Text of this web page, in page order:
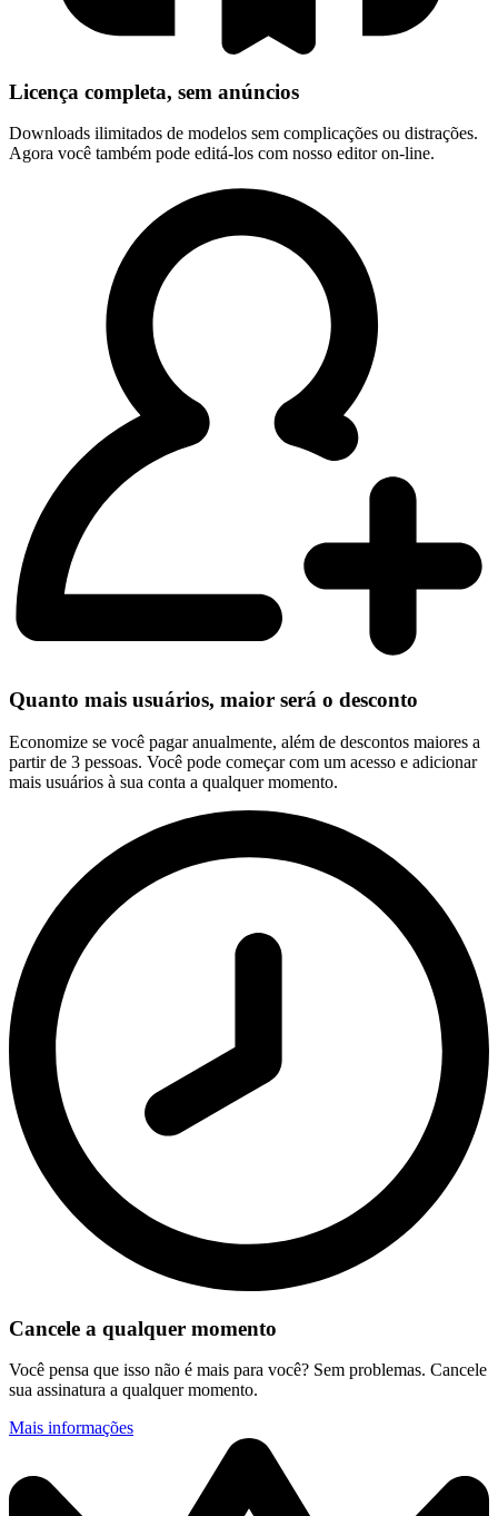
Licença completa, sem anúncios
Downloads ilimitados de modelos sem complicações ou distrações.
Agora você também pode editá-los com nosso editor on-line.
Quanto mais usuários, maior será o desconto
Economize se você pagar anualmente, além de descontos maiores a
partir de 3 pessoas. Você pode começar com um acesso e adicionar
mais usuários à sua conta a qualquer momento.
Cancele a qualquer momento
Você pensa que isso não é mais para você? Sem problemas. Cancele
sua assinatura a qualquer momento.
Mais informações